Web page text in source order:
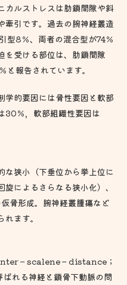
カルストレスは肋鎖間隙や斜
牽引です。過去の腕神経叢造
型8％、両者の混合型が74％
を受ける部位は、肋鎖間隙
と報告されています。
学的要因には骨性要因と軟部
30％，軟部組織性要因は
狭小（下垂位から挙上位に
によるさらなる狭小化）、
骨形成。腕神経叢腫瘍など
ます。
－scalene－distance；
れる神経と鎖骨下動脈の問